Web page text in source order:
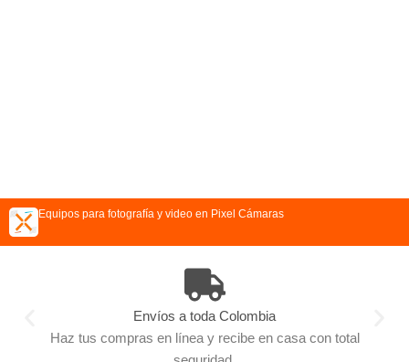
Equipos para fotografía y video en Pixel Cámaras
Envíos a toda Colombia
Haz tus compras en línea y recibe en casa con total